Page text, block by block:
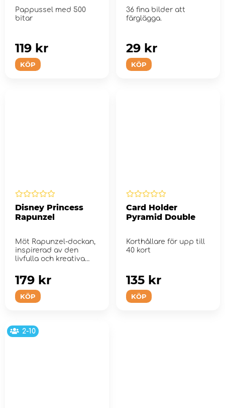
Pappussel med 500
bitar
KÖP
119 kr
36 fina bilder att
färglägga.
KÖP
29 kr
Disney Princess
Rapunzel
Möt Rapunzel-dockan,
inspirerad av den
livfulla och kreativa
KÖP
179 kr
Card Holder
Pyramid Double
Korthållare för upp till
40 kort
KÖP
135 kr
2-10